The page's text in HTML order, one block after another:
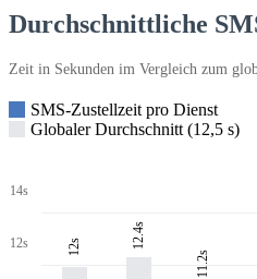
Durchschnittliche
Zeit in Sekunden im Vergleich zum
SMS-Zustellzeit pro Dienst
Globaler Durchschnitt (12,5 s)
14s
12s 12s 12.4s
11.2s